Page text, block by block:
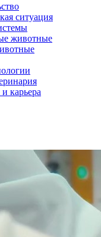
ситуация
животные
карьера